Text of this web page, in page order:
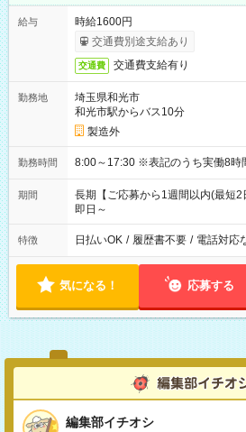
給与
時給1600円
交通費別途支給あり
交通費 交通費支給有り
勤務地
埼玉県和光市
和光市駅からバス10分
製造外
勤務時間 8:00～17:30 ※表記のうち実働8
期間
長期【ご応募から1週間以内(最短2
即日～
特徴 日払いOK / 履歴書不要 / 電話対応
気になる！ 応募する
編集部イチオシ